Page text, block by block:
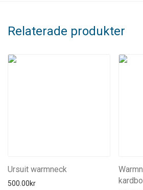
Relaterade produkter
Ursuit warmneck
500.00kr